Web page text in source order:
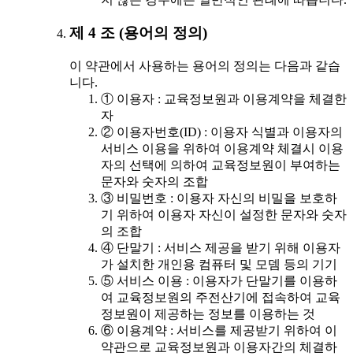
제 4 조 (용어의 정의)
이 약관에서 사용하는 용어의 정의는 다음과 같습
니다.
① 이용자 : 교육정보원과 이용계약을 체결한
자
② 이용자번호(ID) : 이용자 식별과 이용자의
서비스 이용을 위하여 이용계약 체결시 이용
자의 선택에 의하여 교육정보원이 부여하는
문자와 숫자의 조합
③ 비밀번호 : 이용자 자신의 비밀을 보호하
기 위하여 이용자 자신이 설정한 문자와 숫자
의 조합
④ 단말기 : 서비스 제공을 받기 위해 이용자
가 설치한 개인용 컴퓨터 및 모뎀 등의 기기
⑤ 서비스 이용 : 이용자가 단말기를 이용하
여 교육정보원의 주전산기에 접속하여 교육
정보원이 제공하는 정보를 이용하는 것
⑥ 이용계약 : 서비스를 제공받기 위하여 이
약관으로 교육정보원과 이용자간의 체결하